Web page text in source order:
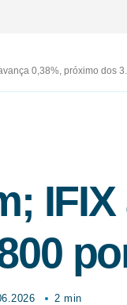
0,38%, próximo dos
2 min